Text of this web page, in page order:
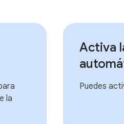
la
Activa
Puedes